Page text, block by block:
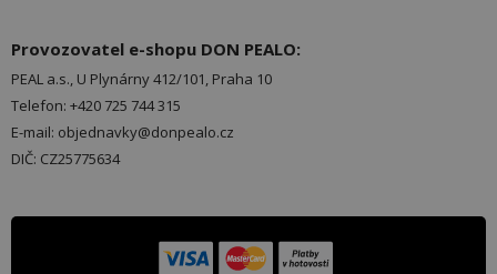
Provozovatel e-shopu DON PEALO:
PEAL a.s., U Plynárny 412/101, Praha 10
Telefon: +420 725 744 315
E-mail: objednavky@donpealo.cz
DIČ: CZ25775634